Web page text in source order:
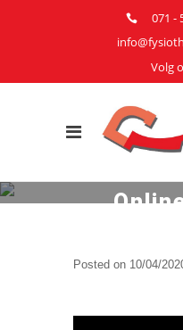
071 -
Volg
Posted on 10/04/